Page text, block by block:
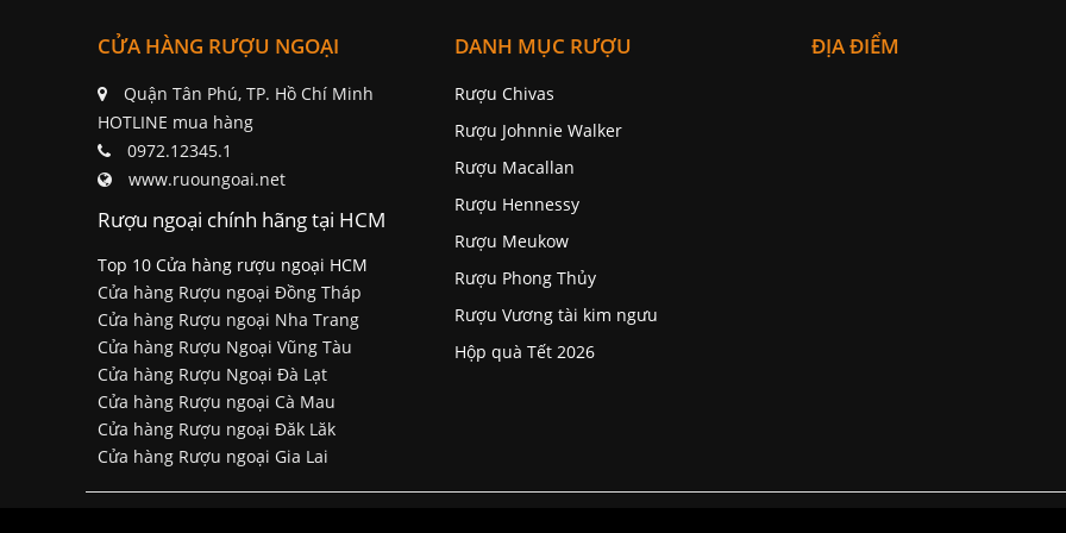
CỬA HÀNG RƯỢU NGOẠI
Quận Tân Phú, TP. Hồ Chí Minh
HOTLINE mua hàng
0972.12345.1
www.ruoungoai.net
Rượu ngoại chính hãng tại HCM
Top 10 Cửa hàng rượu ngoại HCM
Cửa hàng Rượu ngoại Đồng Tháp
Cửa hàng Rượu ngoại Nha Trang
Cửa hàng Rượu Ngoại Vũng Tàu
Cửa hàng Rượu Ngoại Đà Lạt
Cửa hàng Rượu ngoại Cà Mau
Cửa hàng Rượu ngoại Đăk Lăk
Cửa hàng Rượu ngoại Gia Lai
DANH MỤC RƯỢU
Rượu Chivas
Rượu Johnnie Walker
Rượu Macallan
Rượu Hennessy
Rượu Meukow
Rượu Phong Thủy
Rượu Vương tài kim ngưu
Hộp quà Tết 2026
ĐỊA ĐIỂM